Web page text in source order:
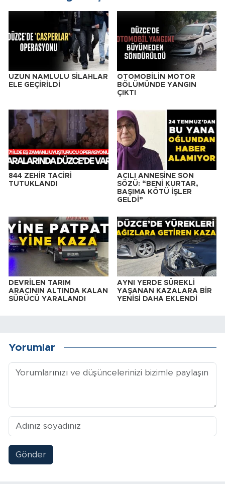
UZUN NAMLULU SİLAHLAR
ELE GEÇİRİLDİ
OTOMOBİLİN MOTOR
BÖLÜMÜNDE YANGIN
ÇIKTI
844 ZEHİR TACİRİ
TUTUKLANDI
ACILI ANNESİNE SON
SÖZÜ: “BENİ KURTAR,
BAŞIMA KÖTÜ İŞLER
GELDİ”
DEVRİLEN TARIM
ARACININ ALTINDA KALAN
SÜRÜCÜ YARALANDI
AYNI YERDE SÜREKLİ
YAŞANAN KAZALARA BİR
YENİSİ DAHA EKLENDİ
Yorumlar
Gönder